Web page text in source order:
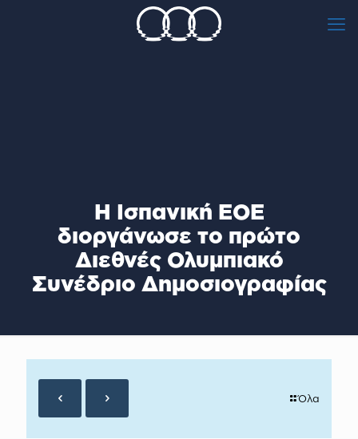
Η Ισπανική EOE
διοργάνωσε το πρώτο
Διεθνές Ολυμπιακό
Συνέδριο Δημοσιογραφίας
Όλα